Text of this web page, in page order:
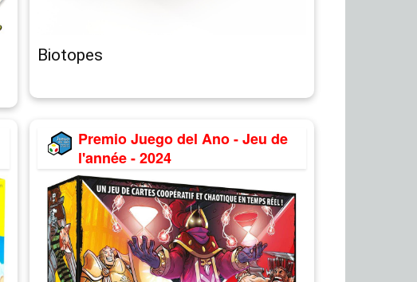
Biotopes
Premio Juego del Ano - Jeu de
l'année - 2024